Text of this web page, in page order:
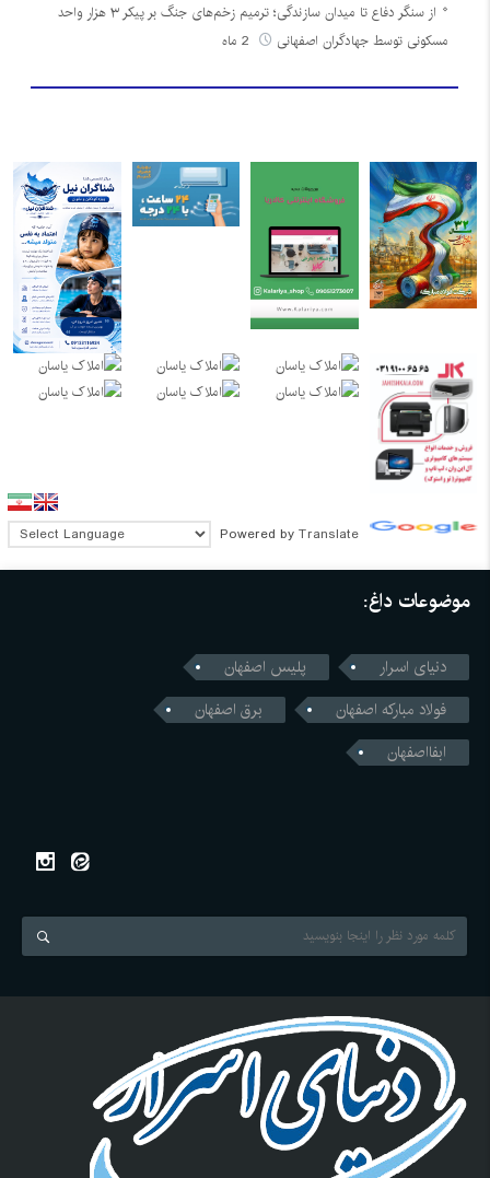
از سنگر دفاع تا میدان سازندگی؛ ترمیم زخم‌های جنگ بر پیکر ۳ هزار واحد
مسکونی توسط جهادگران اصفهانی
Powered by Translate
موضوعات داغ:
دنیای اسرار
پلیس اصفهان
فولاد مبارکه اصفهان
برق اصفهان
ابفااصفهان